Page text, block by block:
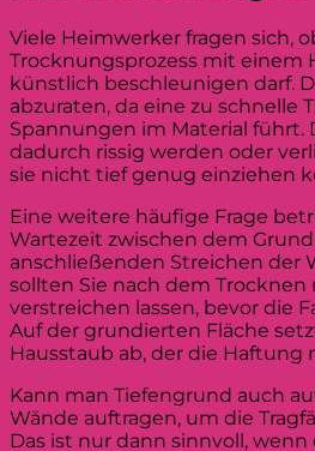
Viele Heimwerker fragen sich,
Trocknungsprozess mit einem
künstlich beschleunigen darf.
abzuraten, da eine zu schnelle
Spannungen im Material führt.
dadurch rissig werden oder
sie nicht tief genug einziehen
Eine weitere häufige Frage
Wartezeit zwischen dem
anschließenden Streichen der
sollten Sie nach dem Trocknen
verstreichen lassen, bevor die
Auf der grundierten Fläche
Hausstaub ab, der die Haftung
Kann man Tiefengrund auch
Wände auftragen, um die
Das ist nur dann sinnvoll,